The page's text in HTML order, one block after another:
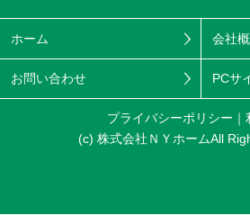
ホーム 会社
お問い合わせ PCサ
プライバシーポリシー
(c) 株式会社ＮＹホームAll